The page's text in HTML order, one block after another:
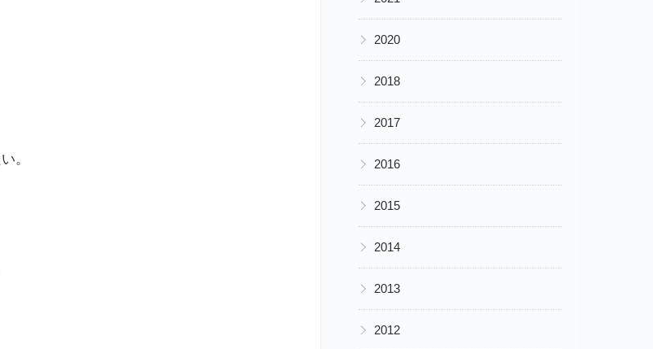
。
▶ 2020
▶ 2018
▶ 2017
▶ 2016
▶ 2015
▶ 2014
▶ 2013
▶ 2012